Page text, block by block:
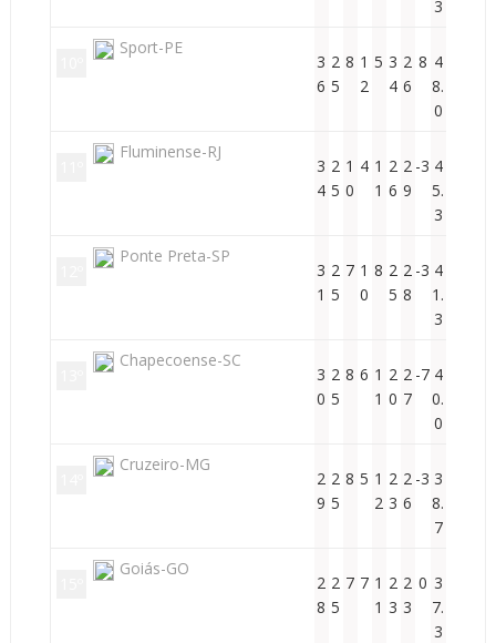
3
Sport-PE
3
6
2
5
8 1
2
5 3
4
2
6
8 4
8.
0
Fluminense-RJ
3
4
2
5
1
0
4 1
1
2
6
2
9
-3 4
5.
3
Ponte Preta-SP
3
1
2
5
7 1
0
8 2
5
2
8
-3 4
1.
3
Chapecoense-SC
3
0
2
5
8 6 1
1
2
0
2
7
-7 4
0.
0
Cruzeiro-MG
2
9
2
5
8 5 1
2
2
3
2
6
-3 3
8.
7
Goiás-GO
2
8
2
5
7 7 1
1
2
3
2
3
0 3
7.
3